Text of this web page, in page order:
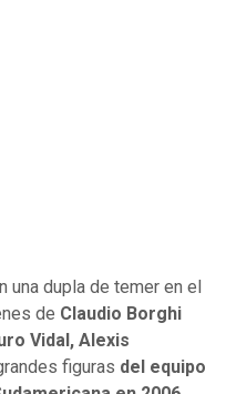
una dupla de temer en el
de Claudio Borghi
Vidal, Alexis
figuras del equipo